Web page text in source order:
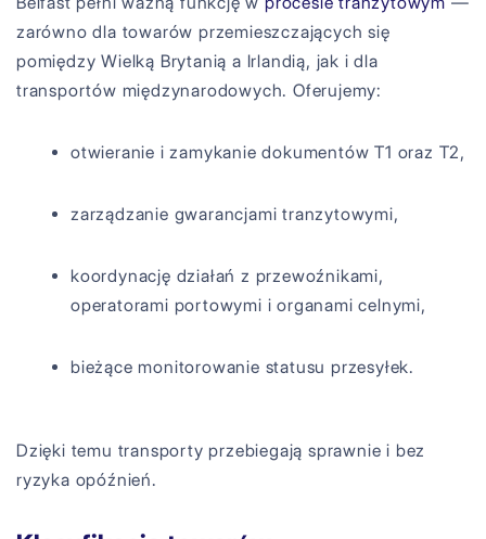
zarówno dla towarów przemieszczających się
pomiędzy Wielką Brytanią a Irlandią, jak i dla
transportów międzynarodowych. Oferujemy:
otwieranie i zamykanie dokumentów T1 oraz T2,
zarządzanie gwarancjami tranzytowymi,
koordynację działań z przewoźnikami,
operatorami portowymi i organami celnymi,
bieżące monitorowanie statusu przesyłek.
Dzięki temu transporty przebiegają sprawnie i bez
ryzyka opóźnień.